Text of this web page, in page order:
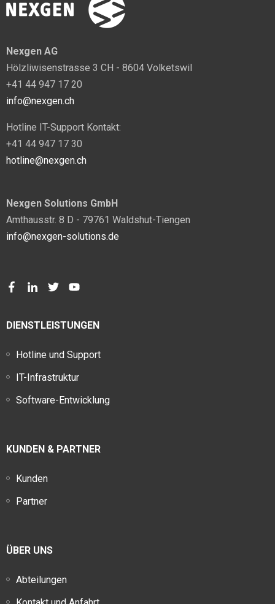
Nexgen AG
Hölzliwisenstrasse 3 CH - 8604 Volketswil
+41 44 947 17 20
info@nexgen.ch
Hotline IT-Support Kontakt:
+41 44 947 17 30
hotline@nexgen.ch
Nexgen Solutions GmbH
Amthausstr. 8 D - 79761 Waldshut-Tiengen
info@nexgen-solutions.de
DIENSTLEISTUNGEN
Hotline und Support
IT-Infrastruktur
Software-Entwicklung
KUNDEN & PARTNER
Kunden
Partner
ÜBER UNS
Abteilungen